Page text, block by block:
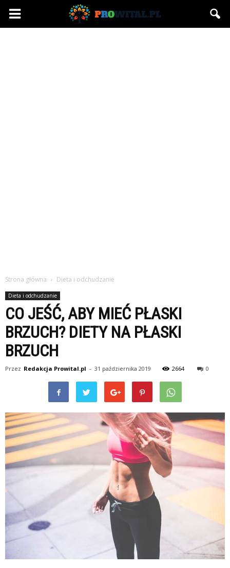
Prowital.pl
Strona główna Dieta i odchudzanie
Dieta i odchudzanie
CO JEŚĆ, ABY MIEĆ PŁASKI
BRZUCH? DIETY NA PŁASKI
BRZUCH
Przez Redakcja Prowital.pl - 31 października 2019 2664 0